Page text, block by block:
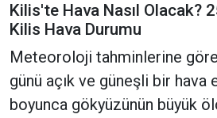
Kilis'te Hava Nasıl Olacak?
Kilis Hava Durumu
Meteoroloji tahminlerine
günü açık ve güneşli bir hava
boyunca gökyüzünün büyük